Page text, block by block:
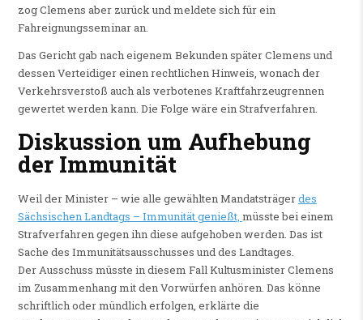
zog Clemens aber zurück und meldete sich für ein
Fahreignungsseminar an.
Das Gericht gab nach eigenem Bekunden später Clemens und
dessen Verteidiger einen rechtlichen Hinweis, wonach der
Verkehrsverstoß auch als verbotenes Kraftfahrzeugrennen
gewertet werden kann. Die Folge wäre ein Strafverfahren.
Diskussion um Aufhebung
der Immunität
Weil der Minister – wie alle gewählten Mandatsträgerdes
Sächsischen Landtags – Immunität genießt, müsste bei einem
Strafverfahren gegen ihn diese aufgehoben werden. Das ist
Sache des Immunitätsausschusses und des Landtages.
Der Ausschuss müsste in diesem Fall Kultusminister Clemens
im Zusammenhang mit den Vorwürfen anhören. Das könne
schriftlich oder mündlich erfolgen, erklärte die